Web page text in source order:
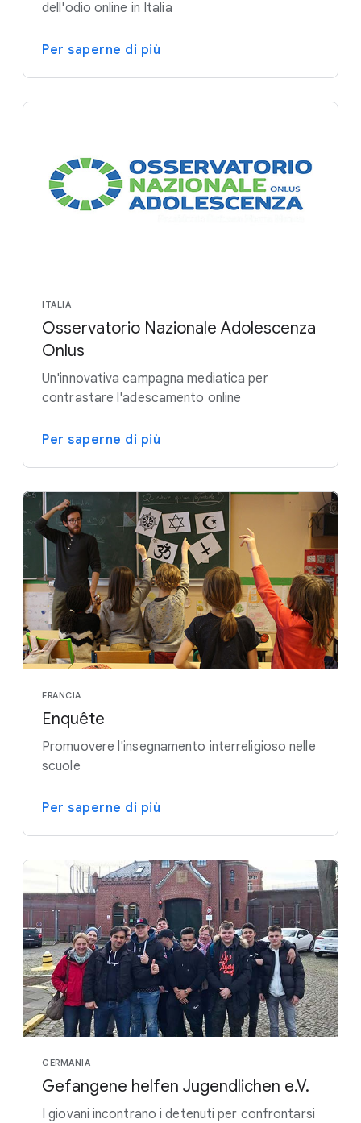
dell'odio online in Italia
Per saperne di più
ITALIA
Osservatorio Nazionale Adolescenza
Onlus
Un'innovativa campagna mediatica per
contrastare l'adescamento online
Per saperne di più
FRANCIA
Enquête
Promuovere l'insegnamento interreligioso nelle
scuole
Per saperne di più
GERMANIA
Gefangene helfen Jugendlichen e.V.
I giovani incontrano i detenuti per confrontarsi